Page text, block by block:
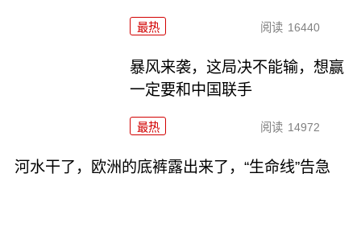
最热 阅读 16440
暴风来袭，这局决不能输，想赢
一定要和中国联手
最热 阅读 14972
河水干了，欧洲的底裤露出来了，“生命线”告急